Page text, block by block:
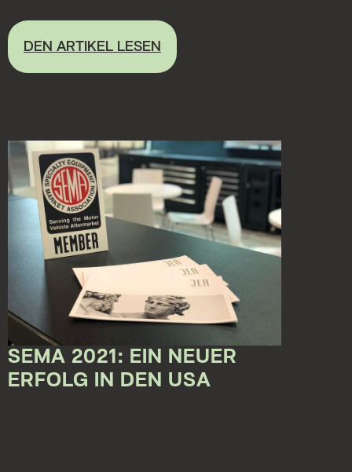
DEN ARTIKEL LESEN
SEMA 2021: EIN NEUER
ERFOLG IN DEN USA